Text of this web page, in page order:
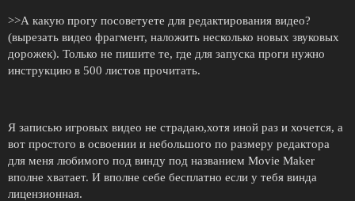
>>А какую прогу посоветуете для редактирования видео?
(вырезать видео фрагмент, наложить несколько новых звуковых
дорожек). Только не пишите те, где для запуска проги нужно
инструкцию в 500 листов прочитать.
Я записью игровых видео не страдаю,хотя иной раз и хочется, а
вот простого в освоении и небольшого по размеру редактора
для меня любимого под винду под названием Movie Maker
вполне хватает. И вполне себе бесплатно если у тебя винда
лицензионная.